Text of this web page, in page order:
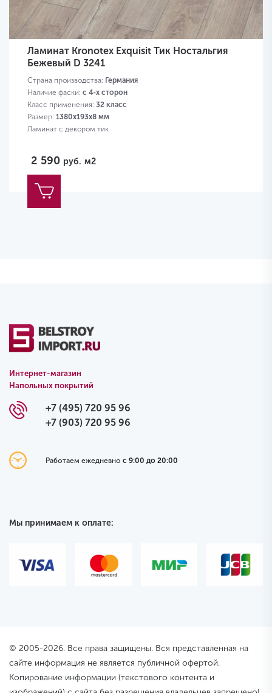
Ламинат Kronotex Exquisit Тик Ностальгия
Бежевый D 3241
Страна производства: Германия
Наличие фаски: с 4-х сторон
Класс применения: 32 класс
Размер: 1380х193х8 мм
Ламинат с декором тик
2 590 руб. м2
Интернет-магазин
Напольных покрытий
+7 (495) 720 95 96
+7 (903) 720 95 96
Работаем ежедневно с 9:00 до 20:00
Мы принимаем к оплате:
© 2005-2026. Все права защищены. Вся представленная на
сайте информация не является публичной офертой.
Копирование информации (текстового контента и